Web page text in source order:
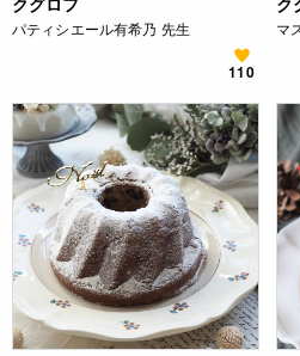
パティシエール有希乃 先生
110
マ